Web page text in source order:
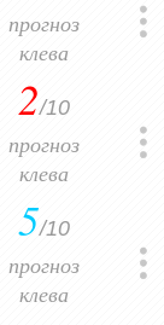
прогноз
клева
2/10
прогноз
клева
5/10
прогноз
клева